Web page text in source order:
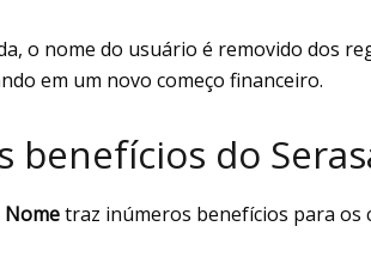
o nome do usuário é removido dos
em um novo começo financeiro.
benefícios do
Nometraz inúmeros benefícios para os